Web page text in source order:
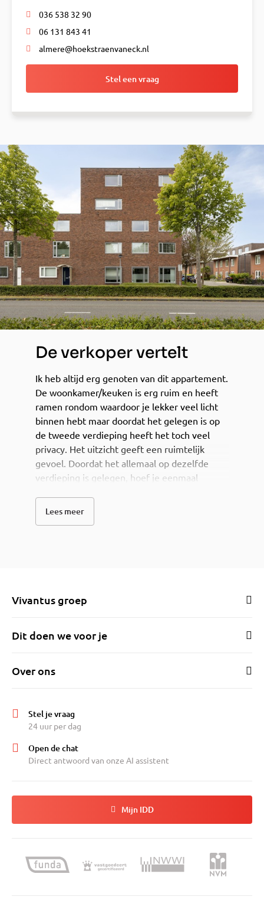
036 538 32 90
06 131 843 41
almere@hoekstraenvaneck.nl
Stel een vraag
De verkoper vertelt
Ik heb altijd erg genoten van dit appartement.
De woonkamer/keuken is erg ruim en heeft
ramen rondom waardoor je lekker veel licht
binnen hebt maar doordat het gelegen is op
de tweede verdieping heeft het toch veel
privacy. Het uitzicht geeft een ruimtelijk
gevoel. Doordat het allemaal op dezelfde
verdieping is gelegen, hoef je eenmaal
ijskrabben. Scholen en sportverenigingen
je van wandelen of hardlopen, je zit direct in
Lees meer
Vivantus groep
Dit doen we voor je
Over ons
Stel je vraag
24 uur per dag
Open de chat
Direct antwoord van onze AI assistent
Mijn IDD